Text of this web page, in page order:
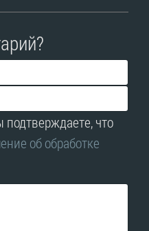
что
об обработке